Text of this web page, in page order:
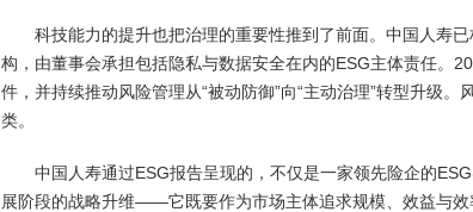
科技能力的提升也把治理的重要性推到了前面。中国人寿
构，由董事会承担包括隐私与数据安全在内的ESG主体责任。
件，并持续推动风险管理从“被动防御”向“主动治理”转型升级
类。
中国人寿通过ESG报告呈现的，不仅是一家领先险企的
展阶段的战略升维——它既要作为市场主体追求规模、效益与效